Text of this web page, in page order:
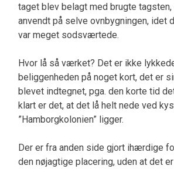
taget blev belagt med brugte
anvendt på selve ovnbygningen, idet
var meget sodsværtede.
Hvor lå så værket? Det er ikke
beliggenheden på noget kort, det er
blevet indtegnet, pga. den korte tid
klart er det, at det lå helt nede ved
”Hamborgkolonien” ligger.
Der er fra anden side gjort ihærdige
den nøjagtige placering, uden at det